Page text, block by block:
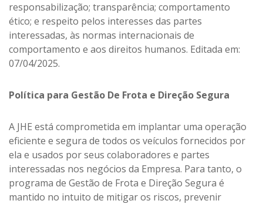
responsabilização; transparência; comportamento
ético; e respeito pelos interesses das partes
interessadas, às normas internacionais de
comportamento e aos direitos humanos. Editada em:
07/04/2025.
Política para Gestão De Frota e Direção Segura
A JHE está comprometida em implantar uma operação
eficiente e segura de todos os veículos fornecidos por
ela e usados por seus colaboradores e partes
interessadas nos negócios da Empresa. Para tanto, o
programa de Gestão de Frota e Direção Segura é
mantido no intuito de mitigar os riscos, prevenir